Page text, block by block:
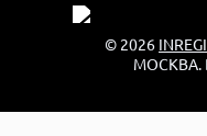
© 2026
МОСКВА.